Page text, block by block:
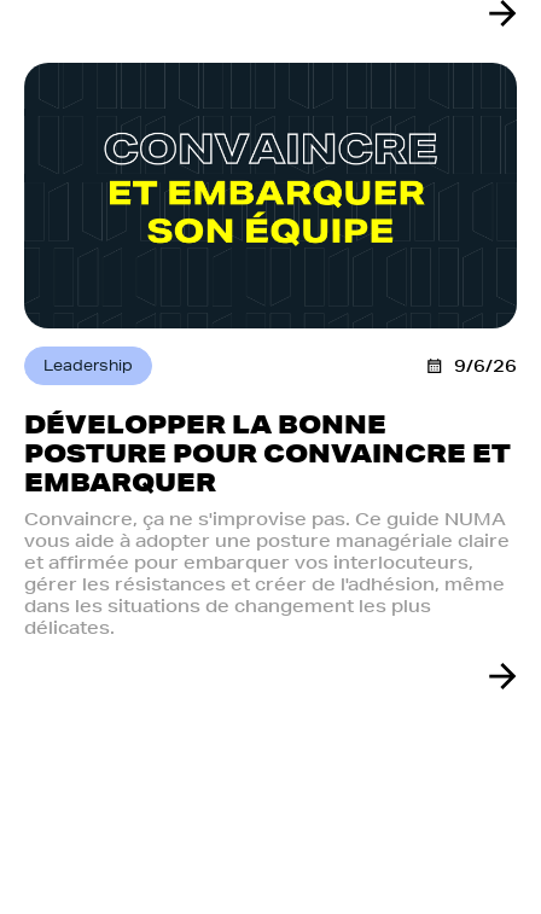
Leadership 9/6/26
DÉVELOPPER LA BONNE
POSTURE POUR CONVAINCRE ET
EMBARQUER
Convaincre, ça ne s'improvise pas. Ce guide NUMA
vous aide à adopter une posture managériale claire
et affirmée pour embarquer vos interlocuteurs,
gérer les résistances et créer de l'adhésion, même
dans les situations de changement les plus
délicates.